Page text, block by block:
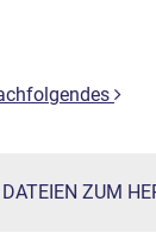
DATEIEN ZUM